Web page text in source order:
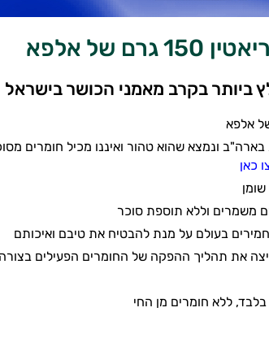
של אלפא
ביותר בקרב מאמני הכושר בישראל
ונמצא שהוא טהור ואיננו מכיל חומרים
כאן
משמרים וללא תוספת סוכר
בעולם על מנת להבטיח את טיבם ואיכותם
את תהליך ההפקה של החומרים הפעילים